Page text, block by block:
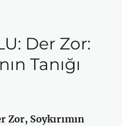
Der Zor:
Tanığı
Zor, Soykırımın